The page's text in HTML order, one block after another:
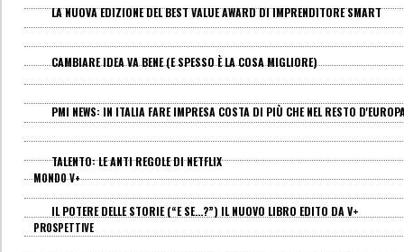
LA NUOVA EDIZIONE DEL BEST VALUE AWARD DI IMPRENDITORE SMART
CAMBIARE IDEA VA BENE (E SPESSO È LA COSA MIGLIORE)
PMI NEWS: IN ITALIA FARE IMPRESA COSTA DI PIÙ CHE NEL RESTO
TALENTO: LE ANTI REGOLE DI NETFLIX
MONDO V+
IL POTERE DELLE STORIE (“E SE…?”) IL NUOVO LIBRO EDITO DA V+
PROSPETTIVE